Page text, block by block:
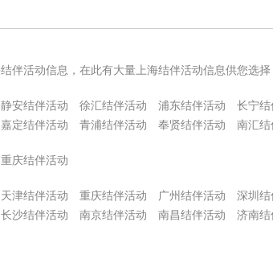
伴活动信息，在此有大量上海结伴活动信息供您选
静安结伴活动 徐汇结伴活动 浦东结伴活动 长宁结
嘉定结伴活动 青浦结伴活动 奉贤结伴活动 南汇结
重庆结伴活动
天津结伴活动 重庆结伴活动 广州结伴活动 深圳结
长沙结伴活动 南京结伴活动 南昌结伴活动 济南结